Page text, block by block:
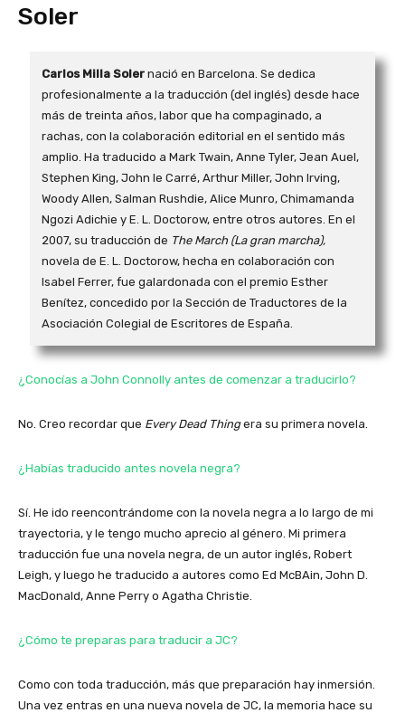
Soler
Carlos Milla Soler nació en Barcelona. Se dedica
profesionalmente a la traducción (del inglés) desde hace
más de treinta años, labor que ha compaginado, a
rachas, con la colaboración editorial en el sentido más
amplio. Ha traducido a Mark Twain, Anne Tyler, Jean Auel,
Stephen King, John le Carré, Arthur Miller, John Irving,
Woody Allen, Salman Rushdie, Alice Munro, Chimamanda
Ngozi Adichie y E. L. Doctorow, entre otros autores. En el
2007, su traducción de The March (La gran marcha),
novela de E. L. Doctorow, hecha en colaboración con
Isabel Ferrer, fue galardonada con el premio Esther
Benítez, concedido por la Sección de Traductores de la
Asociación Colegial de Escritores de España.
¿Conocías a John Connolly antes de comenzar a traducirlo?
No. Creo recordar que Every Dead Thingera su primera novela.
¿Habías traducido antes novela negra?
Sí. He ido reencontrándome con la novela negra a lo largo de mi
trayectoria, y le tengo mucho aprecio al género. Mi primera
traducción fue una novela negra, de un autor inglés, Robert
Leigh, y luego he traducido a autores como Ed McBAin, John D.
MacDonald, Anne Perry o Agatha Christie.
¿Cómo te preparas para traducir a JC?
Como con toda traducción, más que preparación hay inmersión.
Una vez entras en una nueva novela de JC, la memoria hace su